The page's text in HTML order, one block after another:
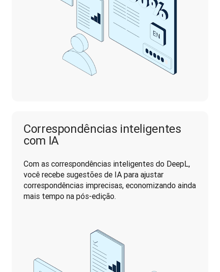
Correspondências inteligentes
com IA
Com as correspondências inteligentes do DeepL,
você recebe sugestões de IA para ajustar
correspondências imprecisas, economizando ainda
mais tempo na pós-edição.